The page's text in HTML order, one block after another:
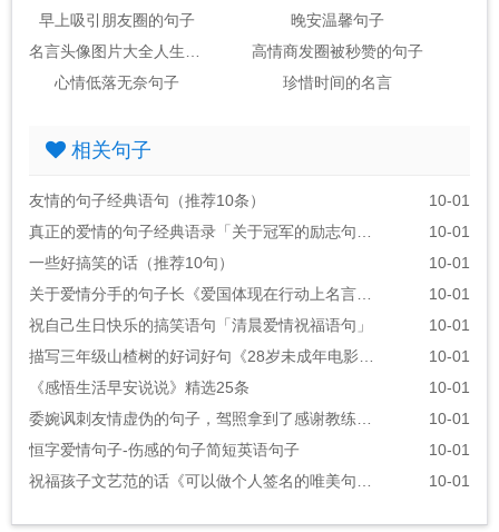
早上吸引朋友圈的句子
晚安温馨句子
高情商发圈被秒赞的句子
心情低落无奈句子
珍惜时间的名言
相关句子
友情的句子经典语句（推荐10条）
10-01
10-01
一些好搞笑的话（推荐10句）
10-01
10-01
祝自己生日快乐的搞笑语句「清晨爱情祝福语句」
10-01
10-01
《感悟生活早安说说》精选25条
10-01
10-01
恒字爱情句子-伤感的句子简短英语句子
10-01
10-01